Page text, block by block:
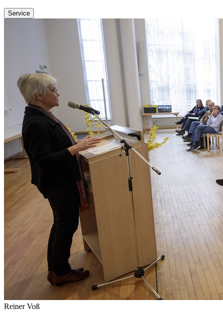
Service
Reiner Voß